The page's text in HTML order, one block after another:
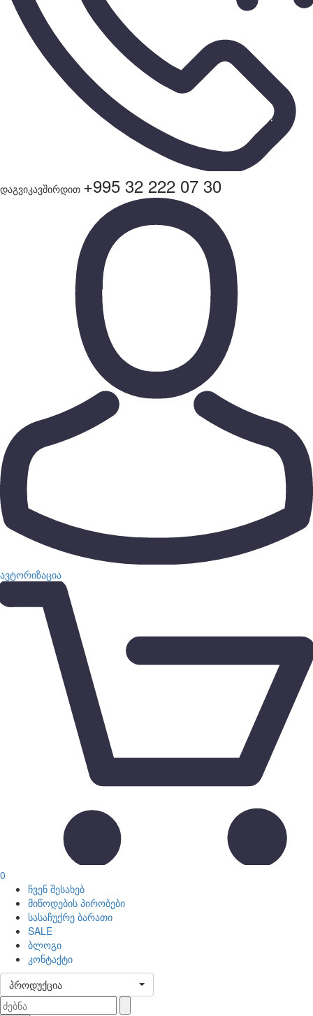
დაგვიკავშირდით +995 32 222 07 30
ავტორიზაცია
0
ჩვენ შესახებ
მიწოდების პირობები
სასაჩუქრე ბარათი
SALE
ბლოგი
კონტაქტი
პროდუქცია